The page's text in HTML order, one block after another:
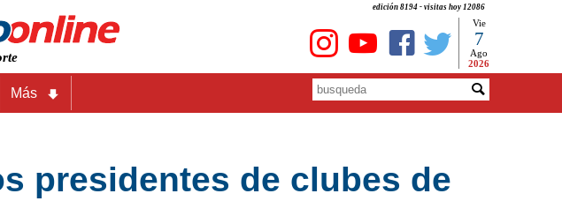
edición 8194 - visitas hoy 12086
Vie
7
Ago
2026
Más
presidentes de clubes de